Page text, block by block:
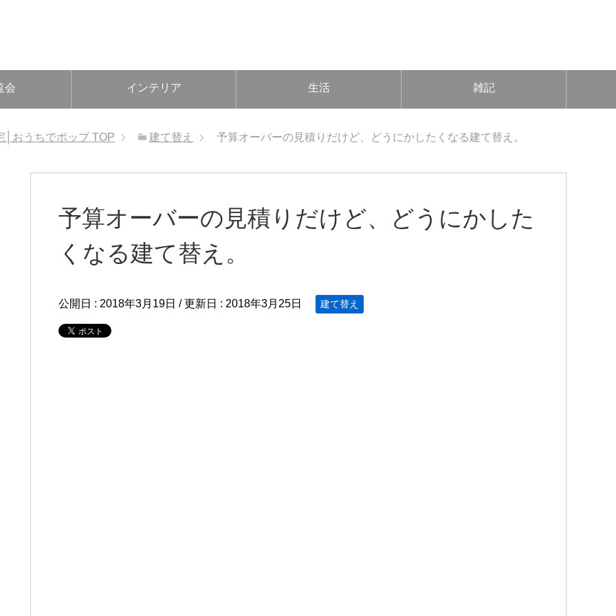
会 インテリア 生活 雑記
│おうちでポップTOP 建て替え 予算オーバーの見積りだけど、どうにかしたくなる建て替え。
予算オーバーの見積りだけど、どうにかした
くなる建て替え。
公開日 : 2018年3月19日 / 更新日 : 2018年3月25日 建て替え